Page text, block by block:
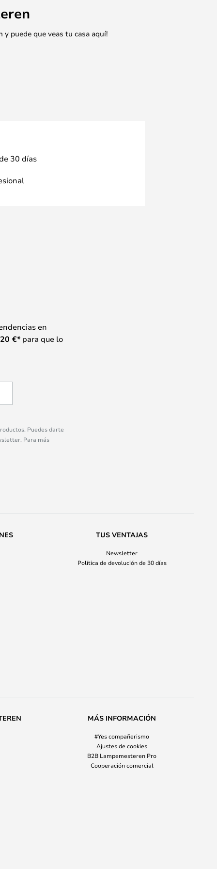
puede que veas tu casa aquí!
30 días
en
20 €*para que lo
Puedes darte
Para más
TUS VENTAJAS
Newsletter
Política de devolución de 30 días
MÁS INFORMACIÓN
#Yes compañerismo
Ajustes de cookies
B2B Lampemesteren Pro
Cooperación comercial